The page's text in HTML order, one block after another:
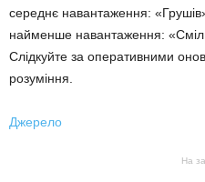
середнє навантаження:
найменше навантаження:
Слідкуйте за оперативними
розуміння.
Джерело
На